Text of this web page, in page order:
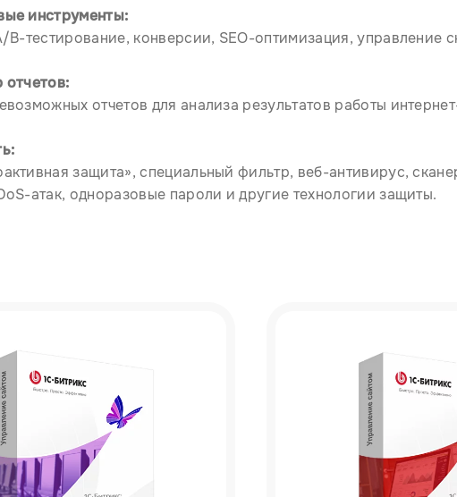
инструменты:
B-тестирование, конверсии, SEO-оптимизация, управление
отчетов:
отчетов для анализа результатов работы
защита», специальный фильтр, веб-антивирус,
атак, одноразовые пароли и другие технологии защиты.